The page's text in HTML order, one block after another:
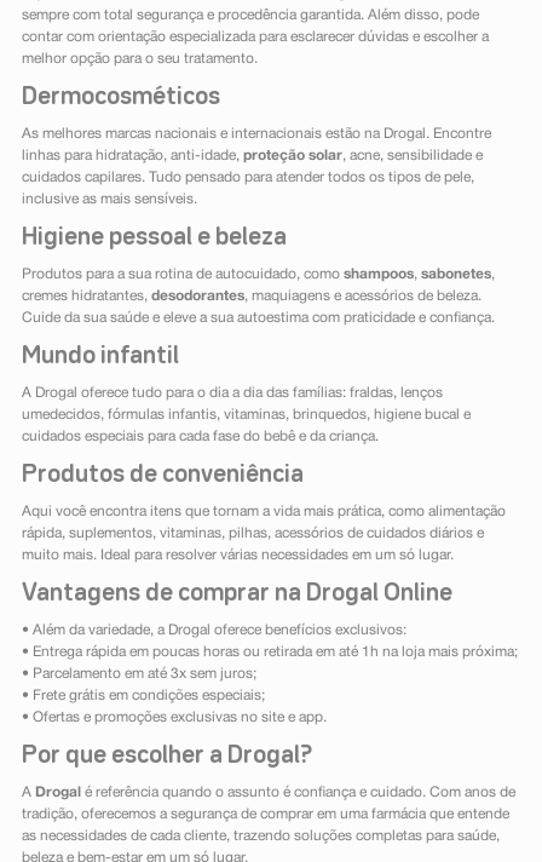
sempre com total segurança e procedência garantida. Além disso, pode
contar com orientação especializada para esclarecer dúvidas e escolher a
melhor opção para o seu tratamento.
Dermocosméticos
As melhores marcas nacionais e internacionais estão na Drogal. Encontre
linhas para hidratação, anti-idade, proteção solar, acne, sensibilidade e
cuidados capilares. Tudo pensado para atender todos os tipos de pele,
inclusive as mais sensíveis.
Higiene pessoal e beleza
Produtos para a sua rotina de autocuidado, como shampoos, sabonetes,
cremes hidratantes, desodorantes, maquiagens e acessórios de beleza.
Cuide da sua saúde e eleve a sua autoestima com praticidade e confiança.
Mundo infantil
A Drogal oferece tudo para o dia a dia das famílias: fraldas, lenços
umedecidos, fórmulas infantis, vitaminas, brinquedos, higiene bucal e
cuidados especiais para cada fase do bebê e da criança.
Produtos de conveniência
Aqui você encontra itens que tornam a vida mais prática, como alimentação
rápida, suplementos, vitaminas, pilhas, acessórios de cuidados diários e
muito mais. Ideal para resolver várias necessidades em um só lugar.
Vantagens de comprar na Drogal Online
• Além da variedade, a Drogal oferece benefícios exclusivos:
• Entrega rápida em poucas horas ou retirada em até 1h na loja mais próxima;
• Parcelamento em até 3x sem juros;
• Frete grátis em condições especiais;
• Ofertas e promoções exclusivas no site e app.
Por que escolher a Drogal?
A Drogal é referência quando o assunto é confiança e cuidado. Com anos de
tradição, oferecemos a segurança de comprar em uma farmácia que entende
as necessidades de cada cliente, trazendo soluções completas para saúde,
beleza e bem-estar em um só lugar.